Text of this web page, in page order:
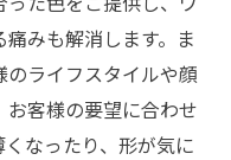
みも解消します。ま
ライフスタイルや顔
客様の要望に合わせ
なったり、形が気に